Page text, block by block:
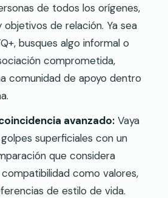
de todos los orígenes,
de relación. Ya sea
busques algo informal o
comprometida,
comunidad de apoyo dentro
avanzado: Vaya
superficiales con un
que considera
como valores,
de estilo de vida.